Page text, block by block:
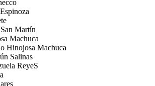
Martín
Machuca
Hinojosa Machuca
Salinas
ReyeS